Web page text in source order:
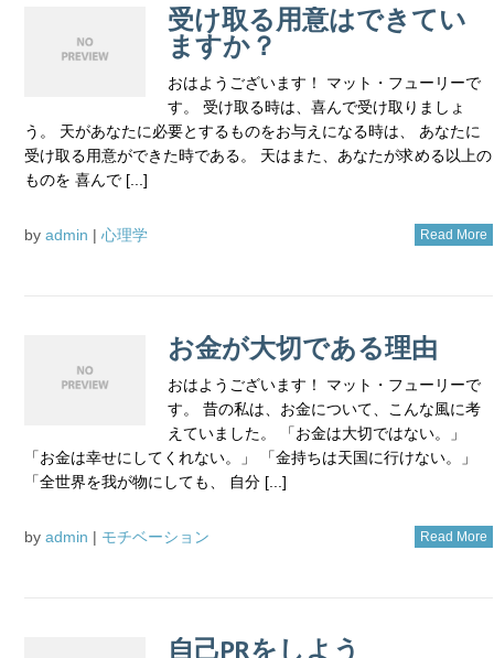
受け取る用意はできてい
ますか？
おはようございます！ マット・フューリーで
す。 受け取る時は、喜んで受け取りましょ
う。 天があなたに必要とするものをお与えになる時は、 あなたに
受け取る用意ができた時である。 天はまた、あなたが求める以上の
ものを 喜んで [...]
by admin | 心理学 Read More
お金が大切である理由
おはようございます！ マット・フューリーで
す。 昔の私は、お金について、こんな風に考
えていました。 「お金は大切ではない。」
「お金は幸せにしてくれない。」 「金持ちは天国に行けない。」
「全世界を我が物にしても、 自分 [...]
by admin | モチベーション Read More
自己PRをしよう